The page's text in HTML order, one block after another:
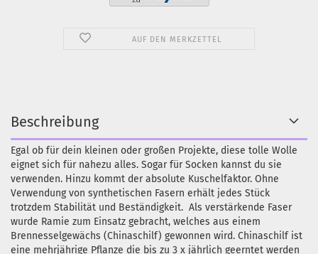
AUF DEN MERKZETTEL
Beschreibung
Egal ob für dein kleinen oder großen Projekte, diese tolle Wolle
eignet sich für nahezu alles. Sogar für Socken kannst du sie
verwenden. Hinzu kommt der absolute Kuschelfaktor. Ohne
Verwendung von synthetischen Fasern erhält jedes Stück
trotzdem Stabilität und Beständigkeit. Als verstärkende Faser
wurde Ramie zum Einsatz gebracht, welches aus einem
Brennesselgewächs (Chinaschilf) gewonnen wird. Chinaschilf ist
eine mehrjährige Pflanze die bis zu 3 x jährlich geerntet werden